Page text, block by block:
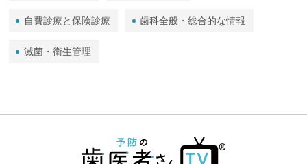
自費診療と保険診療 歯科全般・総合的な情報
滅菌・衛生管理